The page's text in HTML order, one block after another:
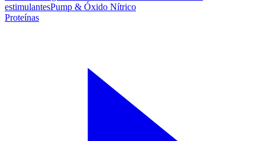
estimulantesPump & Óxido Nítrico
Proteínas